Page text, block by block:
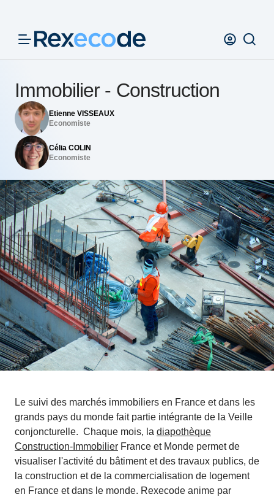
Immobilier - Construction
Etienne VISSEAUX
Economiste
Célia COLIN
Economiste
Le suivi des marchés immobiliers en France et dans les
grands pays du monde fait partie intégrante de la Veille
conjoncturelle. Chaque mois, la diapothèque
Construction-Immobilier France et Monde permet de
visualiser l'activité du bâtiment et des travaux publics, de
la construction et de la commercialisation de logement
en France et dans le monde. Rexecode anime par